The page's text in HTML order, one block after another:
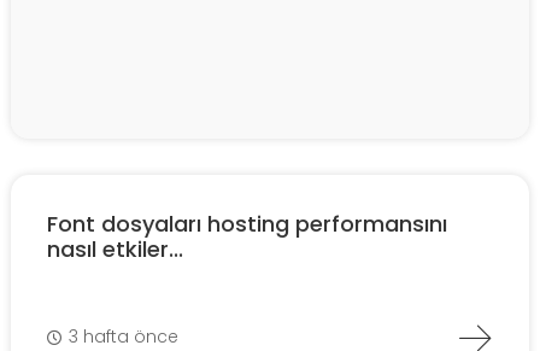
Font dosyaları hosting performansını
nasıl etkiler...
3 hafta önce